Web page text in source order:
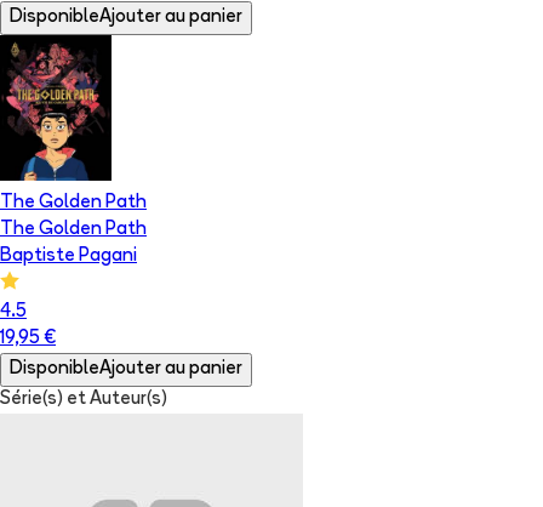
DisponibleAjouter au panier
The Golden Path
The Golden Path
Baptiste Pagani
4.5
19,95 €
DisponibleAjouter au panier
Série(s) et Auteur(s)